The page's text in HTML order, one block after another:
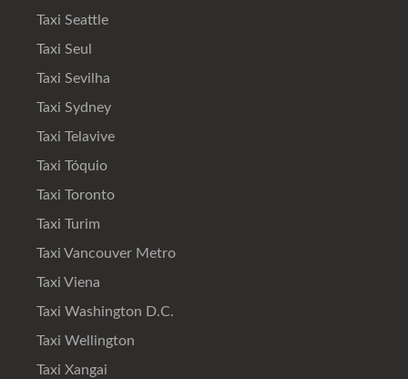
Taxi Seattle
Taxi Seul
Taxi Sevilha
Taxi Sydney
Taxi Telavive
Taxi Tóquio
Taxi Toronto
Taxi Turim
Taxi Vancouver Metro
Taxi Viena
Taxi Washington D.C.
Taxi Wellington
Taxi Xangai